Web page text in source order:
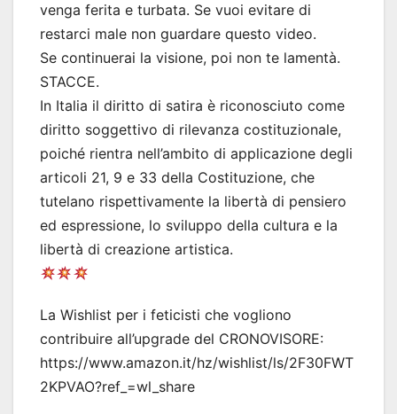
venga ferita e turbata. Se vuoi evitare di
restarci male non guardare questo video.
Se continuerai la visione, poi non te lamentà.
STACCE.
In Italia il diritto di satira è riconosciuto come
diritto soggettivo di rilevanza costituzionale,
poiché rientra nell’ambito di applicazione degli
articoli 21, 9 e 33 della Costituzione, che
tutelano rispettivamente la libertà di pensiero
ed espressione, lo sviluppo della cultura e la
libertà di creazione artistica.
La Wishlist per i feticisti che vogliono
contribuire all’upgrade del CRONOVISORE:
https://www.amazon.it/hz/wishlist/ls/2F30FWT
2KPVAO?ref_=wl_share